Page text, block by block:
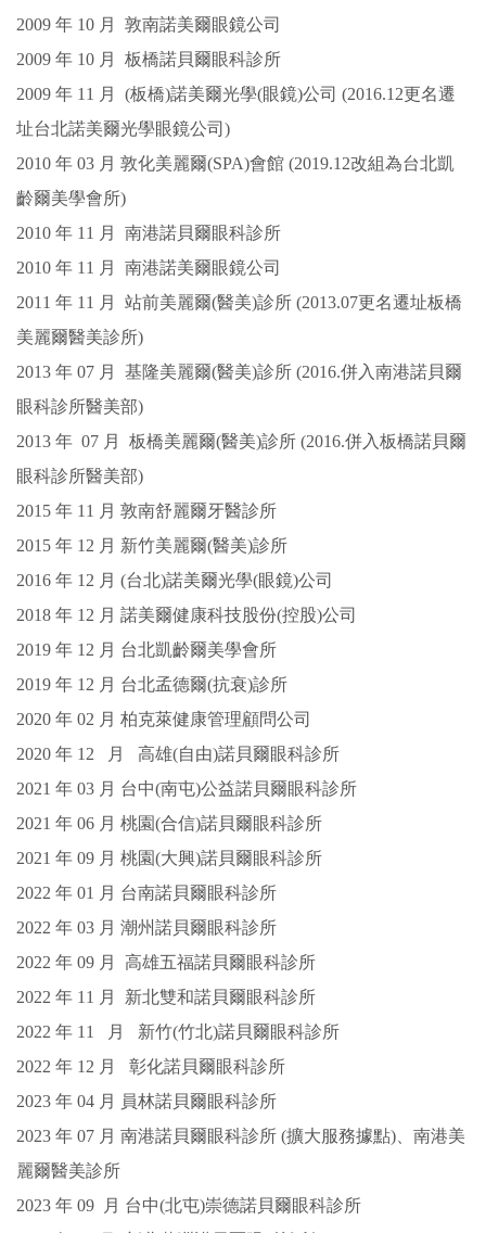
2009 年 10 月
敦南諾美爾眼鏡公司
2009 年 10 月
板橋諾貝爾眼科診所
2009 年 11 月
(板橋)諾美爾光學(眼鏡)公司 (2016.12更名遷
址台北諾美爾光學眼鏡公司)
2010 年 03 月 敦化美麗爾(SPA)會館 (2019.12改組為台北凱
齡爾美學會所)
2010 年 11 月
南港諾貝爾眼科診所
2010 年 11 月
南港諾美爾眼鏡公司
2011 年 11 月
站前美麗爾(醫美)診所 (2013.07更名遷址板橋
美麗爾醫美診所)
2013 年 07 月
基隆美麗爾(醫美)診所 (2016.併入南港諾貝爾
眼科診所醫美部)
2013 年 07 月
板橋美麗爾(醫美)診所 (2016.併入板橋諾貝爾
眼科診所醫美部)
2015 年 11 月 敦南舒麗爾牙醫診所
2015 年 12 月 新竹美麗爾(醫美)診所
2016 年 12 月 (台北)諾美爾光學(眼鏡)公司
2018 年 12 月 諾美爾健康科技股份(控股)公司
2019 年 12 月 台北凱齡爾美學會所
2019 年 12 月 台北孟德爾(抗衰)診所
2020 年 02 月 柏克萊健康管理顧問公司
2020 年 12 月 高雄(自由)諾貝爾眼科診所
2021 年 03 月 台中(南屯)公益諾貝爾眼科診所
2021 年 06 月 桃園(合信)諾貝爾眼科診所
2021 年 09 月 桃園(大興)諾貝爾眼科診所
2022 年 01 月 台南諾貝爾眼科診所
2022 年 03 月 潮州諾貝爾眼科診所
2022 年 09 月 高雄五福諾貝爾眼科診所
2022 年 11 月
新北雙和諾貝爾眼科診所
2022 年 11 月 新竹(竹北)諾貝爾眼科診所
2022 年 12 月 彰化諾貝爾眼科診所
2023 年 04 月
員林諾貝爾眼科診所
2023 年 07 月 南港諾貝爾眼科診所 (擴大服務據點)、南港美
麗爾醫美診所
2023 年 09 月 台中(北屯)崇德諾貝爾眼科診所